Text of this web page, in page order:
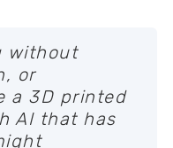
without
or
a 3D printed
AI that has